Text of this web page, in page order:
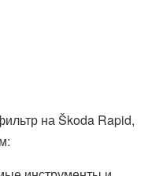
на Škoda Rapid,